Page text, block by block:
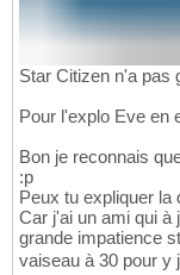
Star Citizen n'a pas
Pour l'explo Eve en
Bon je reconnais
:p
Peux tu expliquer la
Car j'ai un ami qui à
grande impatience
vaiseau à 30 pour